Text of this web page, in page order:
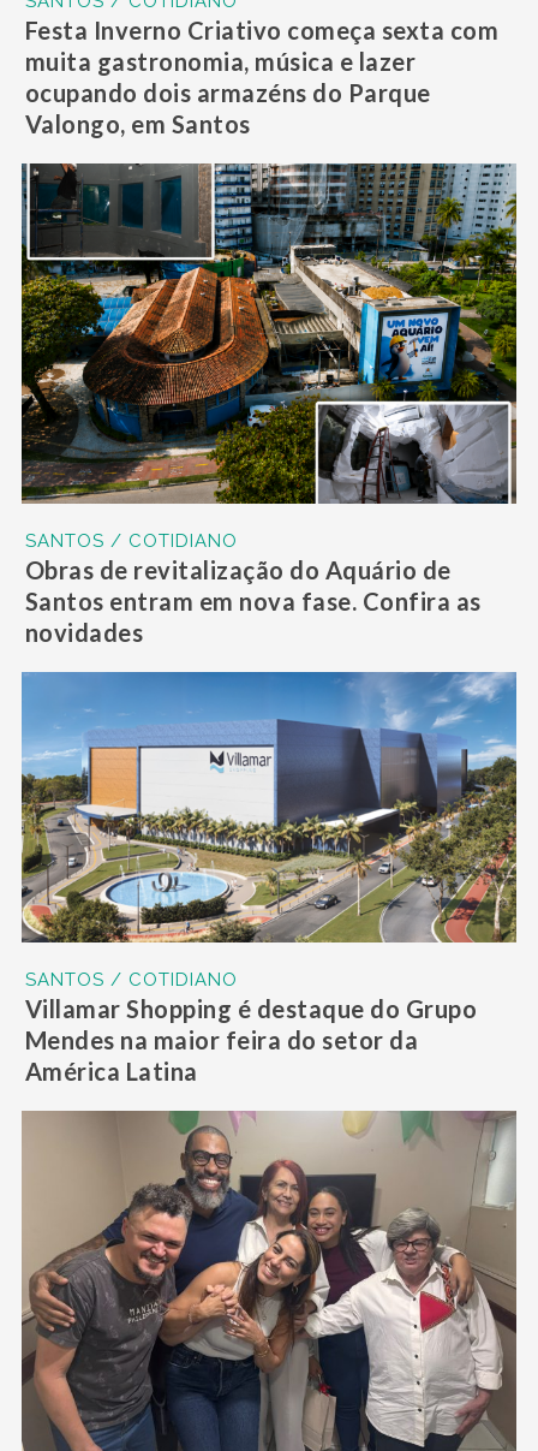
Festa Inverno Criativo começa sexta com
muita gastronomia, música e lazer
ocupando dois armazéns do Parque
Valongo, em Santos
SANTOS / COTIDIANO
Obras de revitalização do Aquário de
Santos entram em nova fase. Confira as
novidades
SANTOS / COTIDIANO
Villamar Shopping é destaque do Grupo
Mendes na maior feira do setor da
América Latina